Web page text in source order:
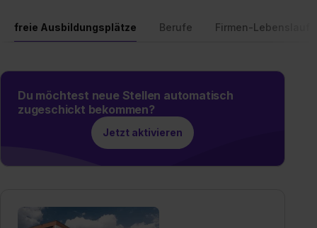
freie Ausbildungsplätze Berufe Firmen-Lebenslauf
Du möchtest neue Stellen automatisch
zugeschickt bekommen?
Jetzt aktivieren